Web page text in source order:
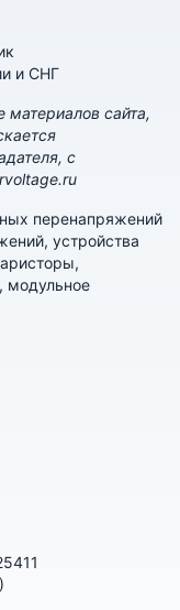
и СНГ
материалов сайта,
с
перенапряжений
устройства
модульное